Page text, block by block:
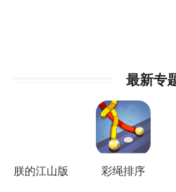
最新专
朕的江山版
彩绳排序